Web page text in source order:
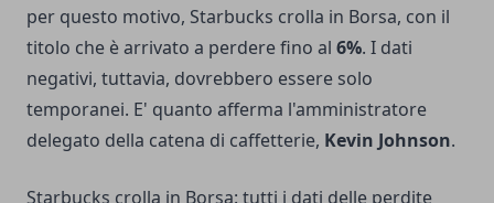
per questo motivo, Starbucks crolla in Borsa, con il
titolo che è arrivato a perdere fino al 6%. I dati
negativi, tuttavia, dovrebbero essere solo
temporanei. E' quanto afferma l'amministratore
delegato della catena di caffetterie, Kevin Johnson.
Starbucks crolla in Borsa: tutti i dati delle perdite